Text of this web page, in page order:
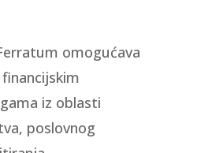
omogućava
iz oblasti
poslovnog